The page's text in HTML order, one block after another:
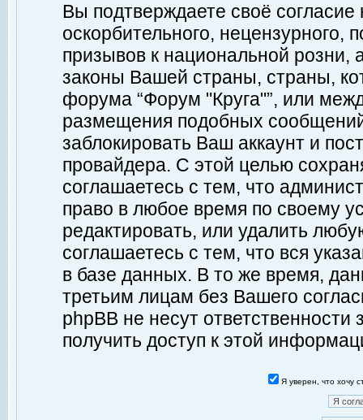
Вы подтверждаете своё
оскорбительного, нецензурного,
призывов к национальной
законы Вашей страны, страны,
форума “Форум "Круга"”, или
размещения подобных
заблокировать Ваш аккаунт и
провайдера. С этой целью
соглашаетесь с тем, что
право в любое время по своему
редактировать, или удалить
соглашаетесь с тем, что вся
в базе данных. В то же время,
третьим лицам без Вашего
phpBB не несут ответственности
получить доступ к этой
Я уверен, что хочу